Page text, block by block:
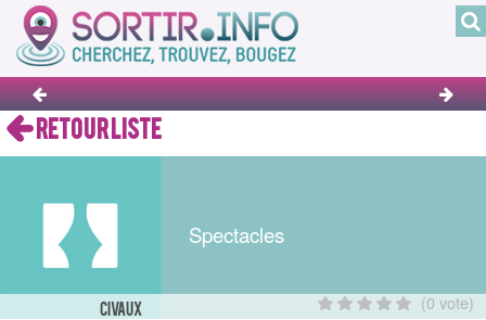
RETOUR LISTE
Spectacles
CIVAUX (0 vote)